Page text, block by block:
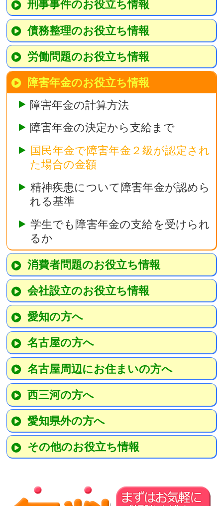
刑事事件のお役立ち情報
債務整理のお役立ち情報
労働問題のお役立ち情報
障害年金のお役立ち情報
障害年金の計算方法
障害年金の決定から支給まで
国民年金で障害年金２級が認定され
た場合の金額
精神疾患について障害年金が認めら
れる基準
学生でも障害年金の支給を受けられ
るか
消費者問題のお役立ち情報
会社設立のお役立ち情報
愛知の方へ
名古屋の方へ
名古屋周辺にお住まいの方へ
西三河の方へ
愛知県外の方へ
その他のお役立ち情報